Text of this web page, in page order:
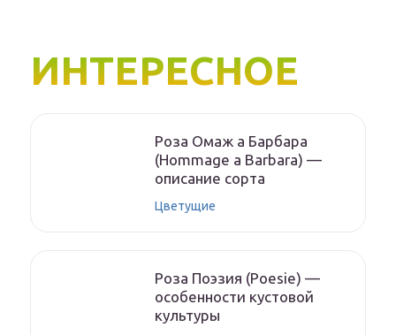
ИНТЕРЕСНОЕ
Роза Омаж а Барбара
(Hommage a Barbara) —
описание сорта
Цветущие
Роза Поэзия (Poesie) —
особенности кустовой
культуры